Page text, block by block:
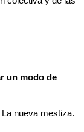
un modo de
nueva mestiza.